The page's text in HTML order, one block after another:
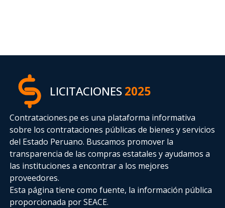
LICITACIONES2025
Contrataciones.pe es una plataforma informativa
sobre los contrataciones públicas de bienes y servicios
del Estado Peruano. Buscamos promover la
transparencia de las compras estatalesy ayudamos a
las instituciones a encontrar a los mejores
proveedores.
Esta página tiene como fuente, la información pública
proporcionada por SEACE.